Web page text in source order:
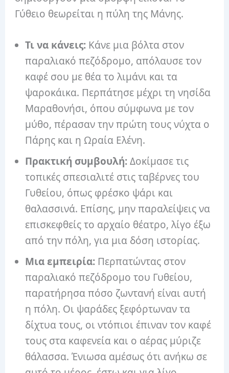
Γύθειο θεωρείται η πύλη της Μάνης.
Τι να κάνεις: Κάνε μια βόλτα στον
παραλιακό πεζόδρομο, απόλαυσε τον
καφέ σου με θέα το λιμάνι και τα
ψαροκάικα. Περπάτησε μέχρι τη νησίδα
Μαραθονήσι, όπου σύμφωνα με τον
μύθο, πέρασαν την πρώτη τους νύχτα ο
Πάρης και η Ωραία Ελένη.
Πρακτική συμβουλή:Δοκίμασε τις
τοπικές σπεσιαλιτέ στις ταβέρνες του
Γυθείου, όπως φρέσκο ψάρι και
θαλασσινά. Επίσης, μην παραλείψεις να
επισκεφθείς το αρχαίο θέατρο, λίγο έξω
από την πόλη, για μια δόση ιστορίας.
Μια εμπειρία: Περπατώντας στον
παραλιακό πεζόδρομο του Γυθείου,
παρατήρησα πόσο ζωντανή είναι αυτή
η πόλη. Οι ψαράδες ξεφόρτωναν τα
δίχτυα τους, οι ντόπιοι έπιναν τον καφέ
τους στα καφενεία και ο αέρας μύριζε
θάλασσα. Ένιωσα αμέσως ότι ανήκω σε